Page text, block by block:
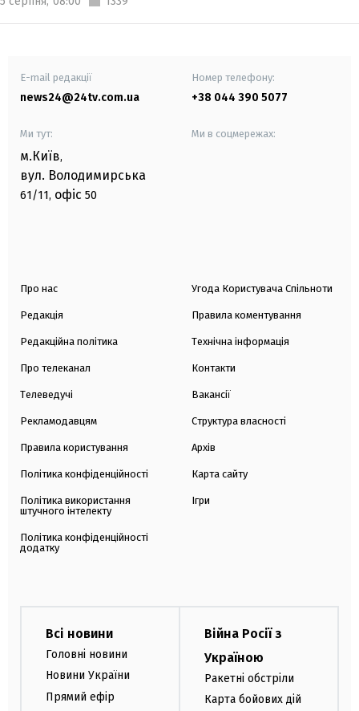
E-mail редакції
news24@24tv.com.ua
Номер телефону:
+38 044 390 5077
Ми тут:
м.Київ,
вул. Володимирська
61/11, офіс 50
Ми в соцмережах:
Про нас
Редакція
Редакційна політика
Про телеканал
Телеведучі
Рекламодавцям
Правила користування
Політика конфіденційності
Політика використання
штучного інтелекту
Політика конфіденційності
додатку
Угода Користувача Спільноти
Правила коментування
Технічна інформація
Контакти
Вакансії
Структура власності
Архів
Карта сайту
Ігри
Всі новини
Головні новини
Новини України
Прямий ефір
Війна Росії з
Україною
Ракетні обстріли
Карта бойових дій